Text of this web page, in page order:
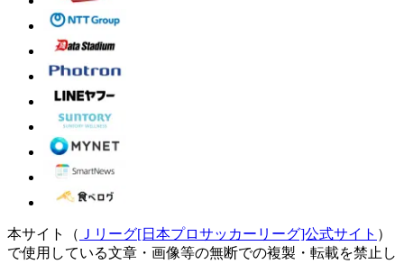
本サイト（ Ｊリーグ[日本プロサッカーリーグ]公式サイト ）
で使用している文章・画像等の無断での複製・転載を禁止し